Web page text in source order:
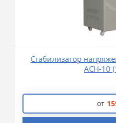
Стабилизатор
АСН-10
от